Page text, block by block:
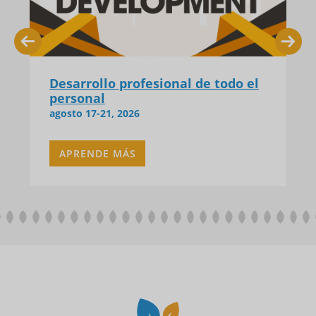
FIRST DAY OF SCHOOL (9th Grade
ONLY) 1:30pm Dismissal
agosto 24, 2026
APRENDE MÁS